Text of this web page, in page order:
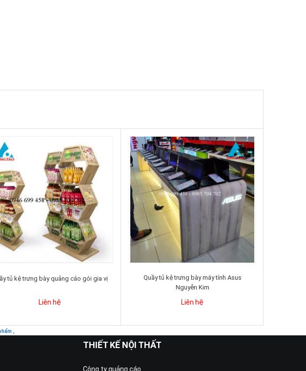
tủ kệ trưng bày quảng cáo gói gia vị
Liên hệ
Quầy tủ kệ trưng bày máy tính Asus
Nguyễn Kim
Liên hệ
,
THIẾT KẾ NỘI THẤT
Công ty quảng cáo